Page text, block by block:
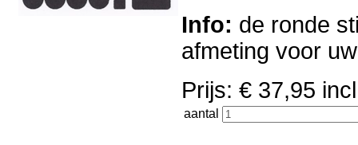
Info: de ronde
afmeting voor
Prijs: € 37,95
aantal